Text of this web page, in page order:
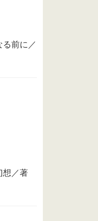
る前に／
想／著